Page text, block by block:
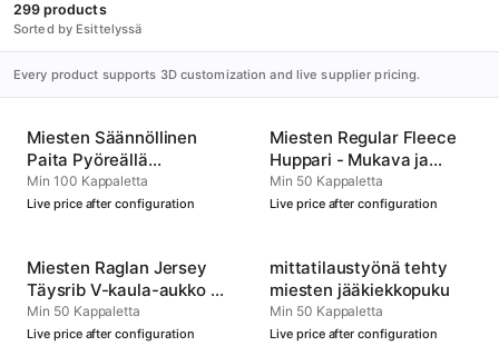
299 products
Sorted by Esittelyssä
Every product supports 3D customization and live supplier pricing.
Miesten Säännöllinen
Paita Pyöreällä
Kauluksella -
Mukautettava
Min 100 Kappaletta
Live price after configuration
Miesten Regular Fleece
Huppari - Mukava ja
Kestävä
Min 50 Kappaletta
Live price after configuration
Miesten Raglan Jersey
Täysrib V-kaula-aukko –
Virallinen Joukkueen
Suoritusasu
Min 50 Kappaletta
Live price after configuration
mittatilaustyönä tehty
miesten jääkiekkopuku
Min 50 Kappaletta
Live price after configuration